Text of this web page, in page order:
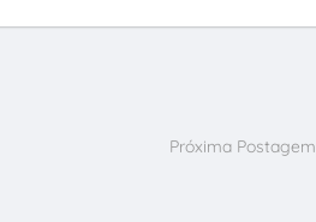
Próxima Postagem